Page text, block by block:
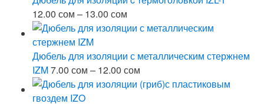
12.00 сом – 13.00 сом
цен:
–
13.00 сом
Дюбель для изоляции с металлическим стержнем
IZM7.00 сом – 12.00 сом
цен: